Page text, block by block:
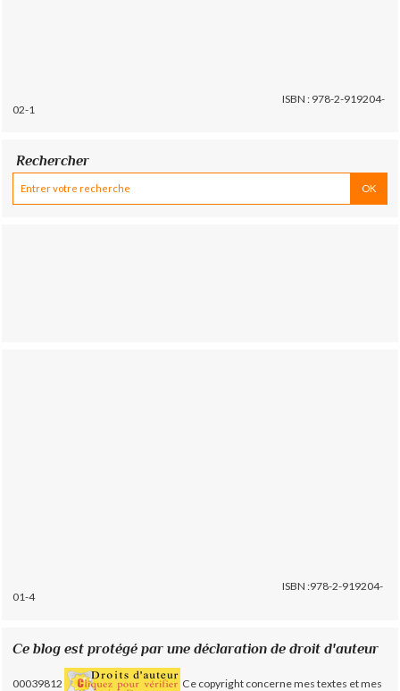
ISBN : 978-2-919204-
02-1
Rechercher
ISBN :978-2-919204-
01-4
Ce blog est protégé par une déclaration de droit d'auteur
00039812
Ce copyright concerne mes textes et mes